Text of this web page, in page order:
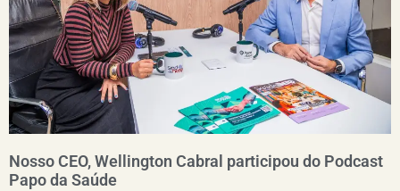
Nosso CEO, Wellington Cabral participou do Podcast
Papo da Saúde